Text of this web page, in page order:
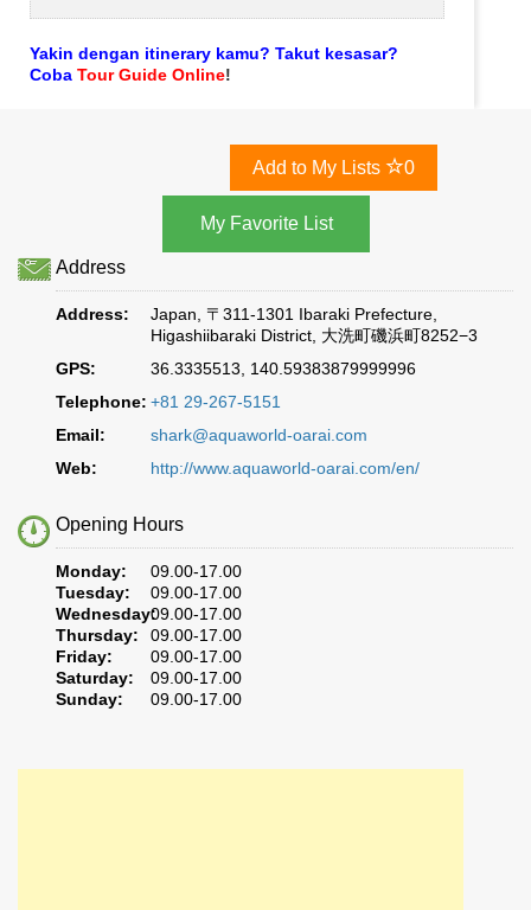
Yakin dengan itinerary kamu? Takut kesasar?
Coba Tour Guide Online!
Add to My Lists 0
Address
Address:
Japan, 〒311-1301 Ibaraki Prefecture,
Higashiibaraki District, 大洗町磯浜町8252−3
GPS:
36.3335513, 140.59383879999996
Telephone: +81 29-267-5151
Email:
shark@aquaworld-oarai.com
Web:
http://www.aquaworld-oarai.com/en/
Opening Hours
Monday:
09.00-17.00
Tuesday:
09.00-17.00
Wednesday:09.00-17.00
Thursday:
09.00-17.00
Friday:
09.00-17.00
Saturday:
09.00-17.00
Sunday:
09.00-17.00